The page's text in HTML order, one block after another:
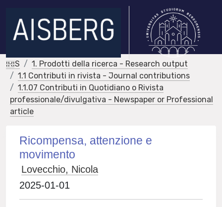
IRIS
1. Prodotti della ricerca - Research output
1.1 Contributi in rivista - Journal contributions
1.1.07 Contributi in Quotidiano o Rivista
professionale/divulgativa - Newspaper or Professional
article
Ricompensa, attenzione e
movimento
Lovecchio, Nicola
2025-01-01